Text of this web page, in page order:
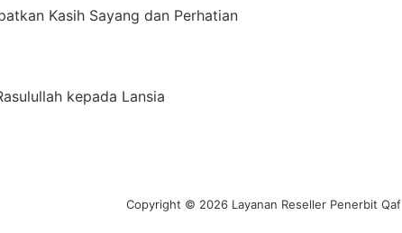
Kasih Sayang dan Perhatian
kepada Lansia
Copyright © 2026 Layanan Reseller Penerbit Qaf